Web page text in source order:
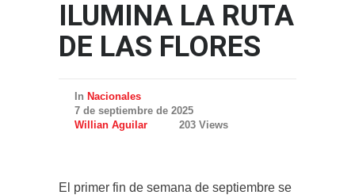
ILUMINA LA RUTA
DE LAS FLORES
In Nacionales
7 de septiembre de 2025
Willian Aguilar
203 Views
El primer fin de semana de septiembre se